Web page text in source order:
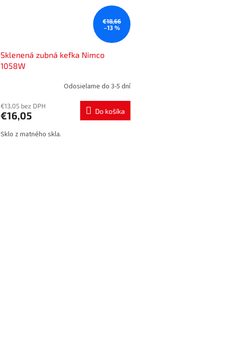
€18,66
–13 %
Sklenená zubná kefka Nimco
1058W
Odosielame do 3-5 dní
€13,05 bez DPH
€16,05 Do košíka
Sklo z matného skla.